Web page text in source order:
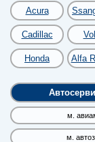
Acura
Cadillac
Honda Alfa
м.
м.